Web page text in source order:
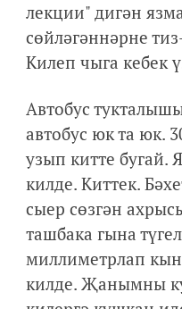
лекции" дигән
сөйләгәннәрне
Килеп чыга кебек
Автобус
автобус юк та юк.
узып китте бугай.
килде. Киттек.
сыер сөзгән
ташбака гына
миллиметрлап
килде. Җанымны